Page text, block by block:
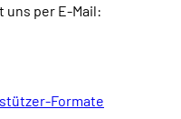
uns per E-Mail:
Formate